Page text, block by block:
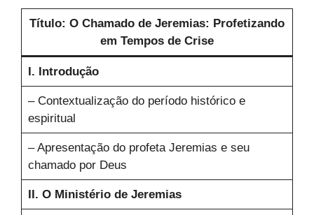
Título: O Chamado de Jeremias: Profetizando
em Tempos de Crise
I. Introdução
– Contextualização do período histórico e
espiritual
– Apresentação do profeta Jeremias e seu
chamado por Deus
II. O Ministério de Jeremias